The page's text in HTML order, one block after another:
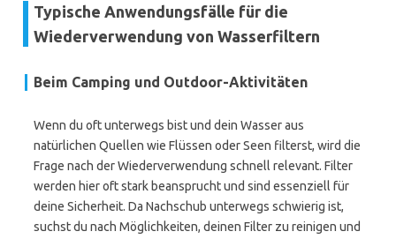
Typische Anwendungsfälle für die
Wiederverwendung von Wasserfiltern
Beim Camping und Outdoor-Aktivitäten
Wenn du oft unterwegs bist und dein Wasser aus
natürlichen Quellen wie Flüssen oder Seen filterst, wird die
Frage nach der Wiederverwendung schnell relevant. Filter
werden hier oft stark beansprucht und sind essenziell für
deine Sicherheit. Da Nachschub unterwegs schwierig ist,
suchst du nach Möglichkeiten, deinen Filter zu reinigen und